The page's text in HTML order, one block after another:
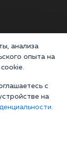
анализа
опыта на
с
на